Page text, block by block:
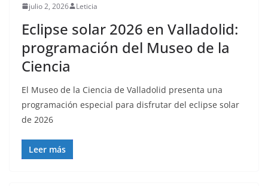
julio 2, 2026 Leticia
Eclipse solar 2026 en Valladolid:
programación del Museo de la
Ciencia
El Museo de la Ciencia de Valladolid presenta una
programación especial para disfrutar del eclipse solar
de 2026
Leer más